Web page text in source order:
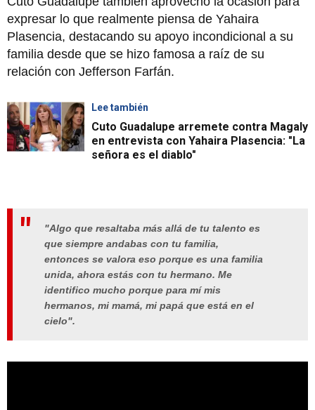
expresar lo que realmente piensa de Yahaira
Plasencia, destacando su apoyo incondicional a su
familia desde que se hizo famosa a raíz de su
relación con Jefferson Farfán.
Lee también
Cuto Guadalupe arremete contra Magaly
en entrevista con Yahaira Plasencia: "La
señora es el diablo"
"Algo que resaltaba más allá de tu talento es
que siempre andabas con tu familia,
entonces se valora eso porque es una familia
unida, ahora estás con tu hermano. Me
identifico mucho porque para mí mis
hermanos, mi mamá, mi papá que está en el
cielo".